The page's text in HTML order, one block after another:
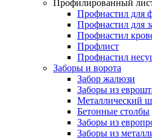
Профилированный
Профнастил для
Профнастил для
Профнастил
Профлист
Профнастил
Заборы и ворота
Забор жалюзи
Заборы из
Металлический
Бетонные столбы
Заборы из
Заборы из